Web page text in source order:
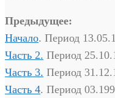
Предыдущее:
Начало. Период
Часть 2. Период
Часть 3. Период
Часть 4. Период